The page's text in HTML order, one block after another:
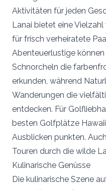
Aktivitäten für jeden
Lanai bietet eine
für frisch verheiratete
Abenteuerlustige
Schnorcheln die
erkunden, während
Wanderungen die
entdecken. Für
besten Golfplätze
Ausblicken punkten.
Touren durch die wilde
Kulinarische Genüsse
Die kulinarische Szene